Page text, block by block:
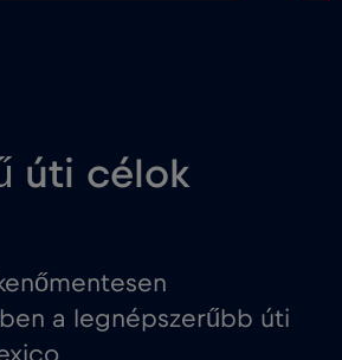
úti célok
a legnépszerűbb úti